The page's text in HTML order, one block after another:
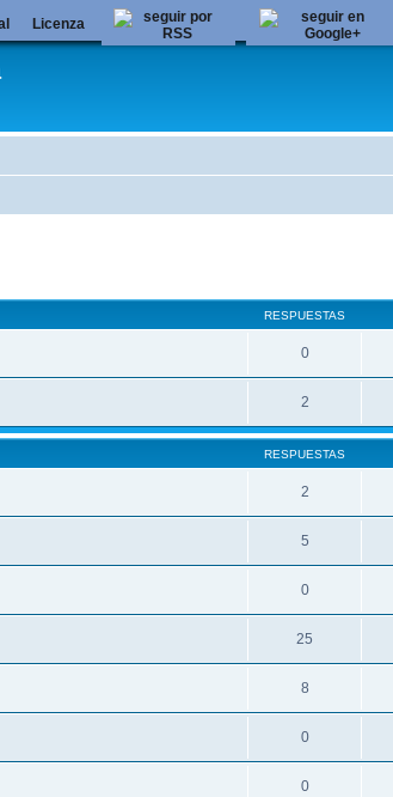
RESPUESTAS
0
2
RESPUESTAS
2
5
0
25
8
0
0
Licenza